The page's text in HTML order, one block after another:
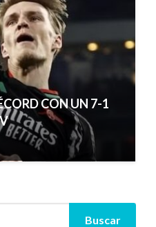
CON UN 7-1
Buscar